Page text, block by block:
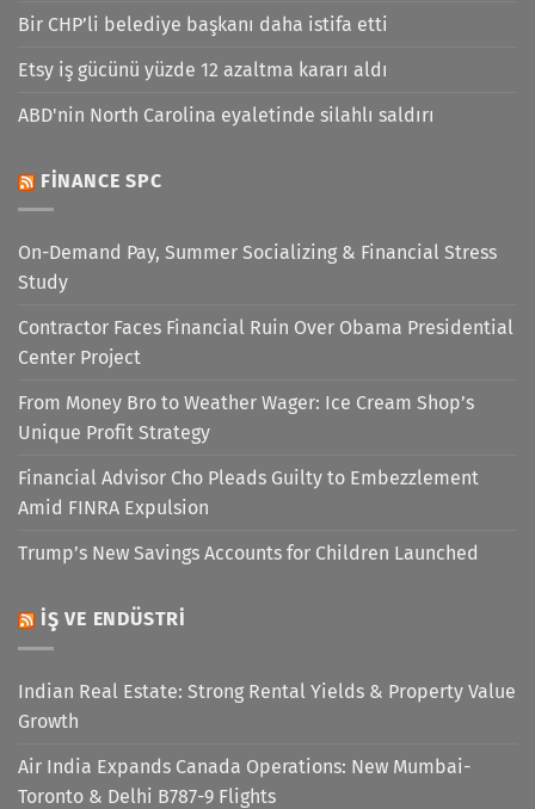
Bir CHP’li belediye başkanı daha istifa etti
Etsy iş gücünü yüzde 12 azaltma kararı aldı
ABD'nin North Carolina eyaletinde silahlı saldırı
FINANCE SPC
On-Demand Pay, Summer Socializing & Financial Stress
Study
Contractor Faces Financial Ruin Over Obama Presidential
Center Project
From Money Bro to Weather Wager: Ice Cream Shop’s
Unique Profit Strategy
Financial Advisor Cho Pleads Guilty to Embezzlement
Amid FINRA Expulsion
Trump’s New Savings Accounts for Children Launched
İŞ VE ENDÜSTRI
Indian Real Estate: Strong Rental Yields & Property Value
Growth
Air India Expands Canada Operations: New Mumbai-
Toronto & Delhi B787-9 Flights